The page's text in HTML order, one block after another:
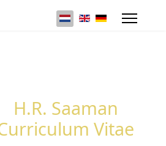
Selecteer de taal
H.R. Saaman
Vitae